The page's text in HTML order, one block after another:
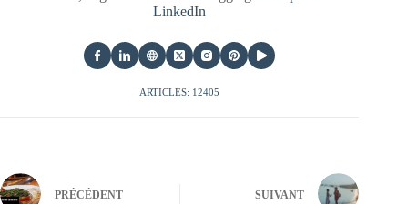
LinkedIn
ARTICLES: 12405
PRÉCÉDENT SUIVANT